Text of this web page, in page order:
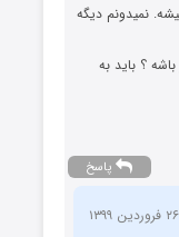
نمیدونم دیگه
؟ باید به
پاسخ
۲۶ فروردین ۱۳۹۹